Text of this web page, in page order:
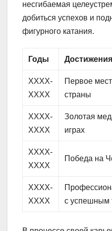
несгибаемая
добиться успехов и
фигурного катания.
Годы Достижения
XXXX-
XXXX
Первое
страны
XXXX-
XXXX
Золотая
играх
XXXX-
XXXX
Победа на
XXXX-
XXXX
с успешным